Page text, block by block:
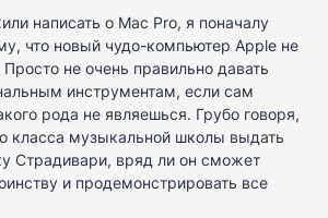
написать о Mac Pro, я поначалу
что новый чудо-компьютер Apple не
не очень правильно давать
инструментам, если сам
рода не являешься. Грубо говоря,
класса музыкальной школы выдать
Страдивари, вряд ли он сможет
и продемонстрировать все